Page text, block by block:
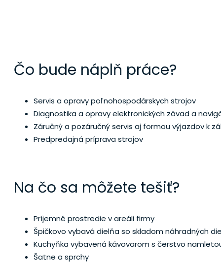
Čo bude náplň práce?
Servis a opravy poľnohospodárskych strojov
Diagnostika a opravy elektronických závad a
Záručný a pozáručný servis aj formou výjazdov k
Predpredajná príprava strojov
Na čo sa môžete tešiť?
Príjemné prostredie v areáli firmy
Špičkovo vybavá dielňa so skladom náhradných
Kuchyňka vybavená kávovarom s čerstvo
Šatne a sprchy